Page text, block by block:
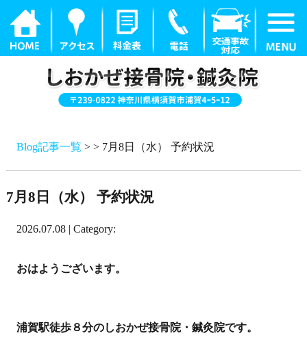
Blog記事一覧 > > 7月8日（水） 予約状況
7月8日（水） 予約状況
2026.07.08 | Category:
おはようございます。
浦賀駅徒歩８分のしおかぜ接骨院・鍼灸院です。